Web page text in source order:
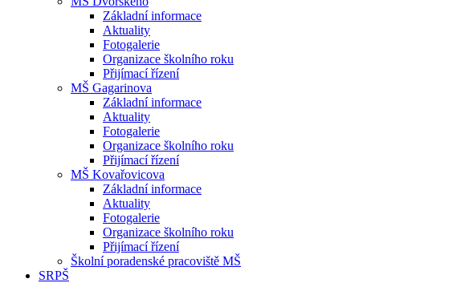
Základní informace
Aktuality
Fotogalerie
Organizace školního roku
Přijímací řízení
MŠ Gagarinova
Základní informace
Aktuality
Fotogalerie
Organizace školního roku
Přijímací řízení
MŠ Kovařovicova
Základní informace
Aktuality
Fotogalerie
Organizace školního roku
Přijímací řízení
Školní poradenské pracoviště MŠ
SRPŠ